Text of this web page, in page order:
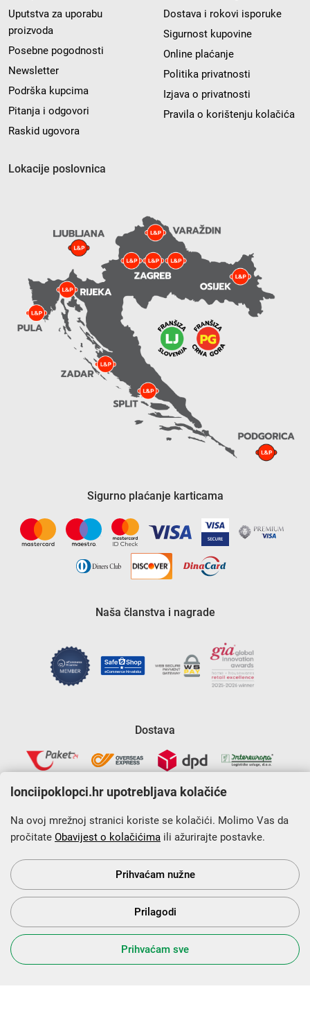
Uputstva za uporabu
proizvoda
Posebne pogodnosti
Newsletter
Podrška kupcima
Pitanja i odgovori
Raskid ugovora
Dostava i rokovi isporuke
Sigurnost kupovine
Online plaćanje
Politika privatnosti
Izjava o privatnosti
Pravila o korištenju kolačića
Lokacije poslovnica
Sigurno plaćanje karticama
Naša članstva i nagrade
Dostava
Krajnji primatelj financijskog instrumenta sufinanciranog iz
Europskog fonda za regionalni razvoj u sklopu Operativnog
programa „Konkurentnost i kohezija”.
s Vama od 2014. godine!
lonciipoklopci.hr upotrebljava kolačiće
Na ovoj mrežnoj stranici koriste se kolačići. Molimo Vas da
pročitate Obavijest o kolačićima ili ažurirajte postavke.
Prihvaćam nužne
Prilagodi
Prihvaćam sve